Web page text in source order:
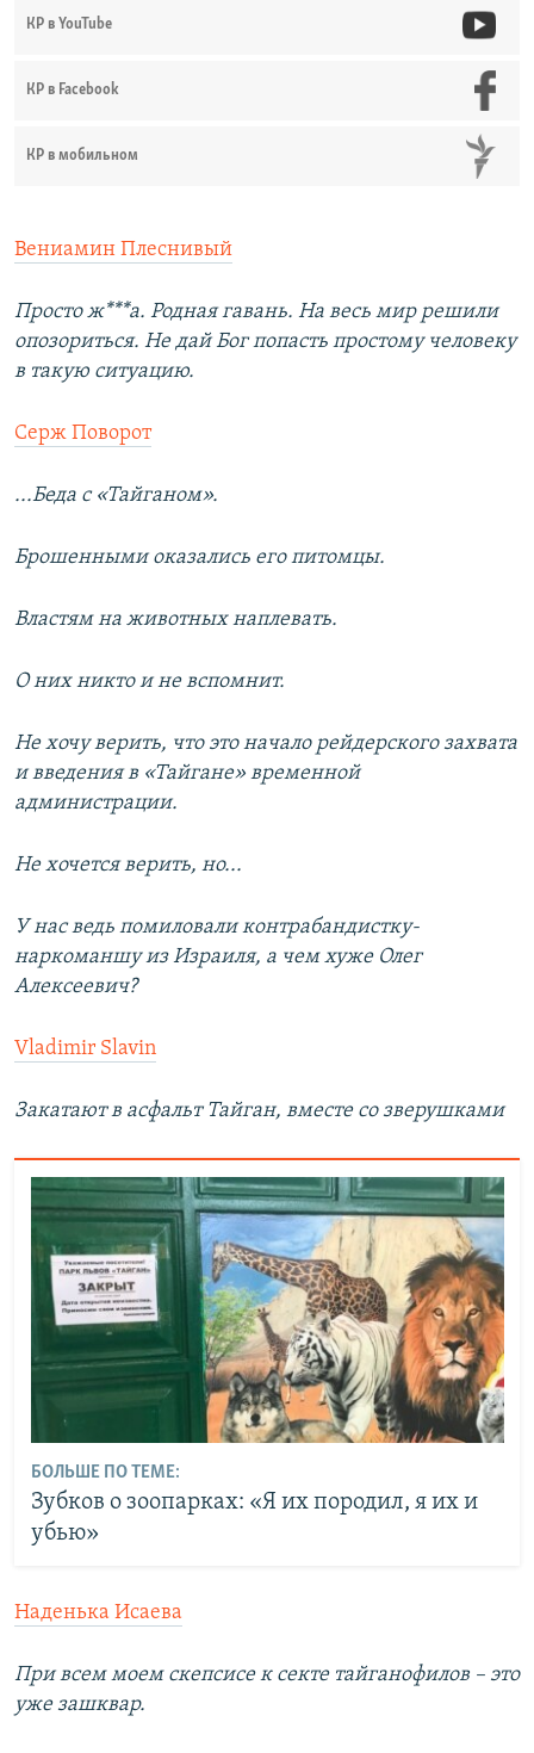
КР в YouTube
КР в Facebook
КР в мобильном
Вениамин Плеснивый
Просто ж***а. Родная гавань. На весь мир решили
опозориться. Не дай Бог попасть простому человеку
в такую ситуацию.
Серж Поворот
...Беда с «Тайганом».
Брошенными оказались его питомцы.
Властям на животных наплевать.
О них никто и не вспомнит.
Не хочу верить, что это начало рейдерского захвата
и введения в «Тайгане» временной
администрации.
Не хочется верить, но...
У нас ведь помиловали контрабандистку-
наркоманшу из Израиля, а чем хуже Олег
Алексеевич?
Vladimir Slavin
Закатают в асфальт Тайган, вместе со зверушками
БОЛЬШЕ ПО ТЕМЕ:
Зубков о зоопарках: «Я их породил, я их и
убью»
Наденька Исаева
При всем моем скепсисе к секте тайганофилов – это
уже зашквар.